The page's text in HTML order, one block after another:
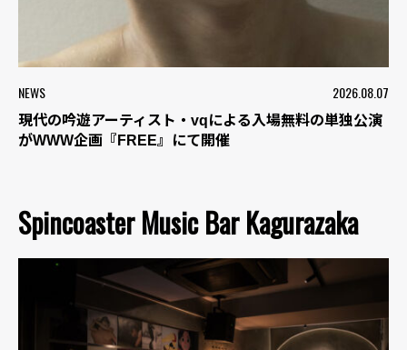
NEWS 2026.08.07
現代の吟遊アーティスト・vqによる入場無料の単独公演
がWWW企画『FREE』にて開催
Spincoaster Music Bar Kagurazaka